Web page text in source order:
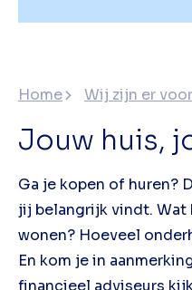
Home Wij zijn er voor
Jouw huis,
Ga je kopen of huren?
jij belangrijk vindt. Wat
wonen? Hoeveel
En kom je in
financieel adviseurs